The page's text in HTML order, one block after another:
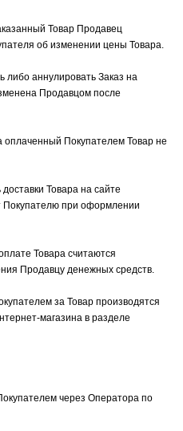
Товар Продавец
об изменении цены Товара.
либо аннулировать Заказ на
Продавцом после
Покупателем Товар не
Товара на сайте
Покупателю при оформлении
Товара считаются
Продавцу денежных средств.
за Товар производятся
магазина в разделе
через Оператора по